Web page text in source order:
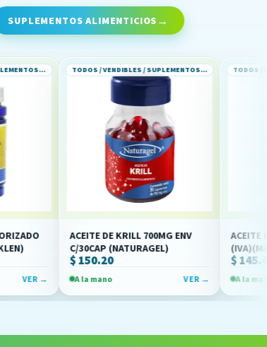
SUPLEMENTOS ALIMENTICIOS
TODOS / VENDIBLES / SUPLEMENTOS ALIMENTICIOS
ACEITE DE KRILL 700MG ENV
C/30CAP (NATURAGEL)
A la mano
ACEITE DE KRILL
(IVA)(MAKLEN)
A la mano